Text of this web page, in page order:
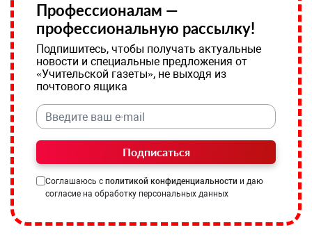
Профессионалам —
профессиональную рассылку!
Подпишитесь, чтобы получать актуальные
новости и специальные предложения от
«Учительской газеты», не выходя из
почтового ящика
Подписаться
Соглашаюсь с политикой конфиденциальности и даю
согласие на обработку персональных данных